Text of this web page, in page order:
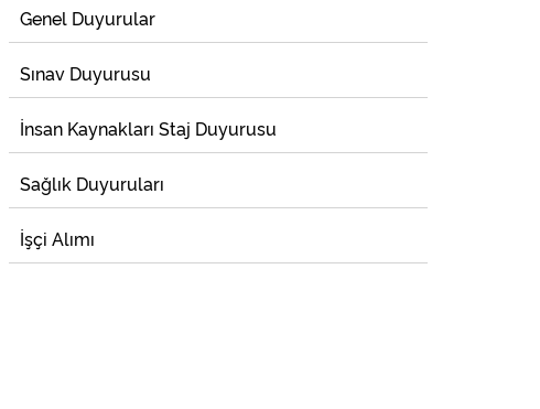
Genel Duyurular
Sınav Duyurusu
İnsan Kaynakları Staj Duyurusu
Sağlık Duyuruları
İşçi Alımı